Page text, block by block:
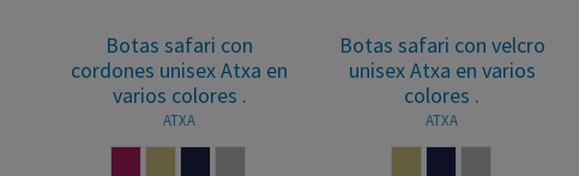
Botas safari con
cordones unisex Atxa en
varios colores .
ATXA
Botas safari con velcro
unisex Atxa en varios
colores .
ATXA